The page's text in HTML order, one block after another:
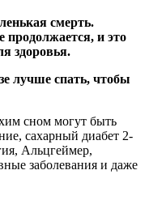
смерть.
продолжается, и это
здоровья.
сном могут быть
сахарный диабет 2-
Альцгеймер,
заболевания и даже